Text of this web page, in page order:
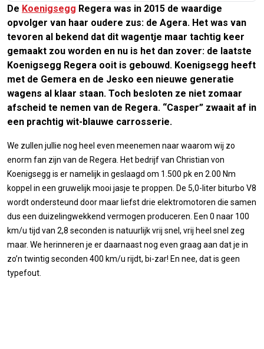
De Koenigsegg Regera was in 2015 de waardige
opvolger van haar oudere zus: de Agera. Het was van
tevoren al bekend dat dit wagentje maar tachtig keer
gemaakt zou worden en nu is het dan zover: de laatste
Koenigsegg Regera ooit is gebouwd. Koenigsegg heeft
met de Gemera en de Jesko een nieuwe generatie
wagens al klaar staan. Toch besloten ze niet zomaar
afscheid te nemen van de Regera. “Casper” zwaait af in
een prachtig wit-blauwe carrosserie.
We zullen jullie nog heel even meenemen naar waarom wij zo
enorm fan zijn van de Regera. Het bedrijf van Christian von
Koenigsegg is er namelijk in geslaagd om 1.500 pk en 2.00 Nm
koppel in een gruwelijk mooi jasje te proppen. De 5,0-liter biturbo V8
wordt ondersteund door maar liefst drie elektromotoren die samen
dus een duizelingwekkend vermogen produceren. Een 0 naar 100
km/u tijd van 2,8 seconden is natuurlijk vrij snel, vrij heel snel zeg
maar. We herinneren je er daarnaast nog even graag aan dat je in
zo’n twintig seconden 400 km/u rijdt, bi-zar! En nee, dat is geen
typefout.